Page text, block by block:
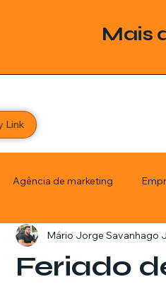
Mais
Link
Agência de marketing
Saúde Sem
Feriado
Mário Jorge Savanhago